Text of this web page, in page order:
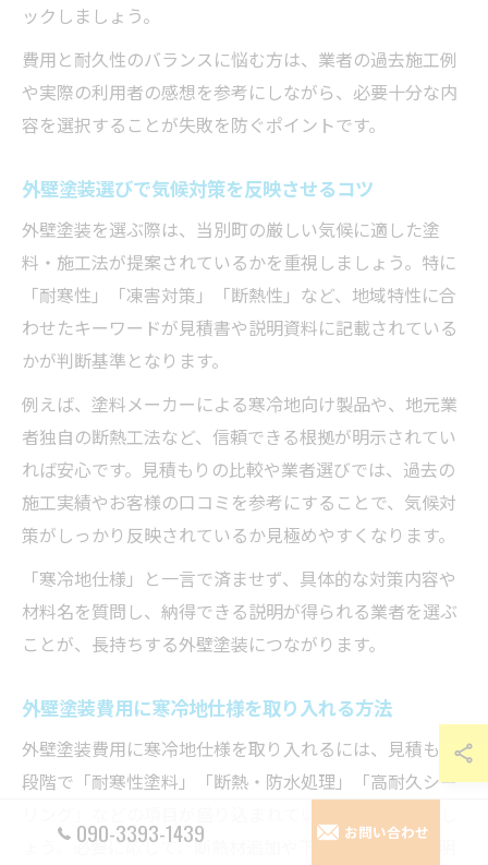
ックしましょう。
費用と耐久性のバランスに悩む方は、業者の過去施工例
や実際の利用者の感想を参考にしながら、必要十分な内
容を選択することが失敗を防ぐポイントです。
外壁塗装選びで気候対策を反映させるコツ
外壁塗装を選ぶ際は、当別町の厳しい気候に適した塗
料・施工法が提案されているかを重視しましょう。特に
「耐寒性」「凍害対策」「断熱性」など、地域特性に合
わせたキーワードが見積書や説明資料に記載されている
かが判断基準となります。
例えば、塗料メーカーによる寒冷地向け製品や、地元業
者独自の断熱工法など、信頼できる根拠が明示されてい
れば安心です。見積もりの比較や業者選びでは、過去の
施工実績やお客様の口コミを参考にすることで、気候対
策がしっかり反映されているか見極めやすくなります。
「寒冷地仕様」と一言で済ませず、具体的な対策内容や
材料名を質問し、納得できる説明が得られる業者を選ぶ
ことが、長持ちする外壁塗装につながります。
外壁塗装費用に寒冷地仕様を取り入れる方法
外壁塗装費用に寒冷地仕様を取り入れるには、見積もり
段階で「耐寒性塗料」「断熱・防水処理」「高耐久シー
ょう。必要に応じて、断熱材追加や下地補修の範囲を明
090-3393-1439 お問い合わせ